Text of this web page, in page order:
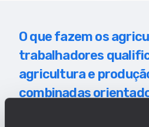
O que fazem os
trabalhadores
agricultura e
combinadas